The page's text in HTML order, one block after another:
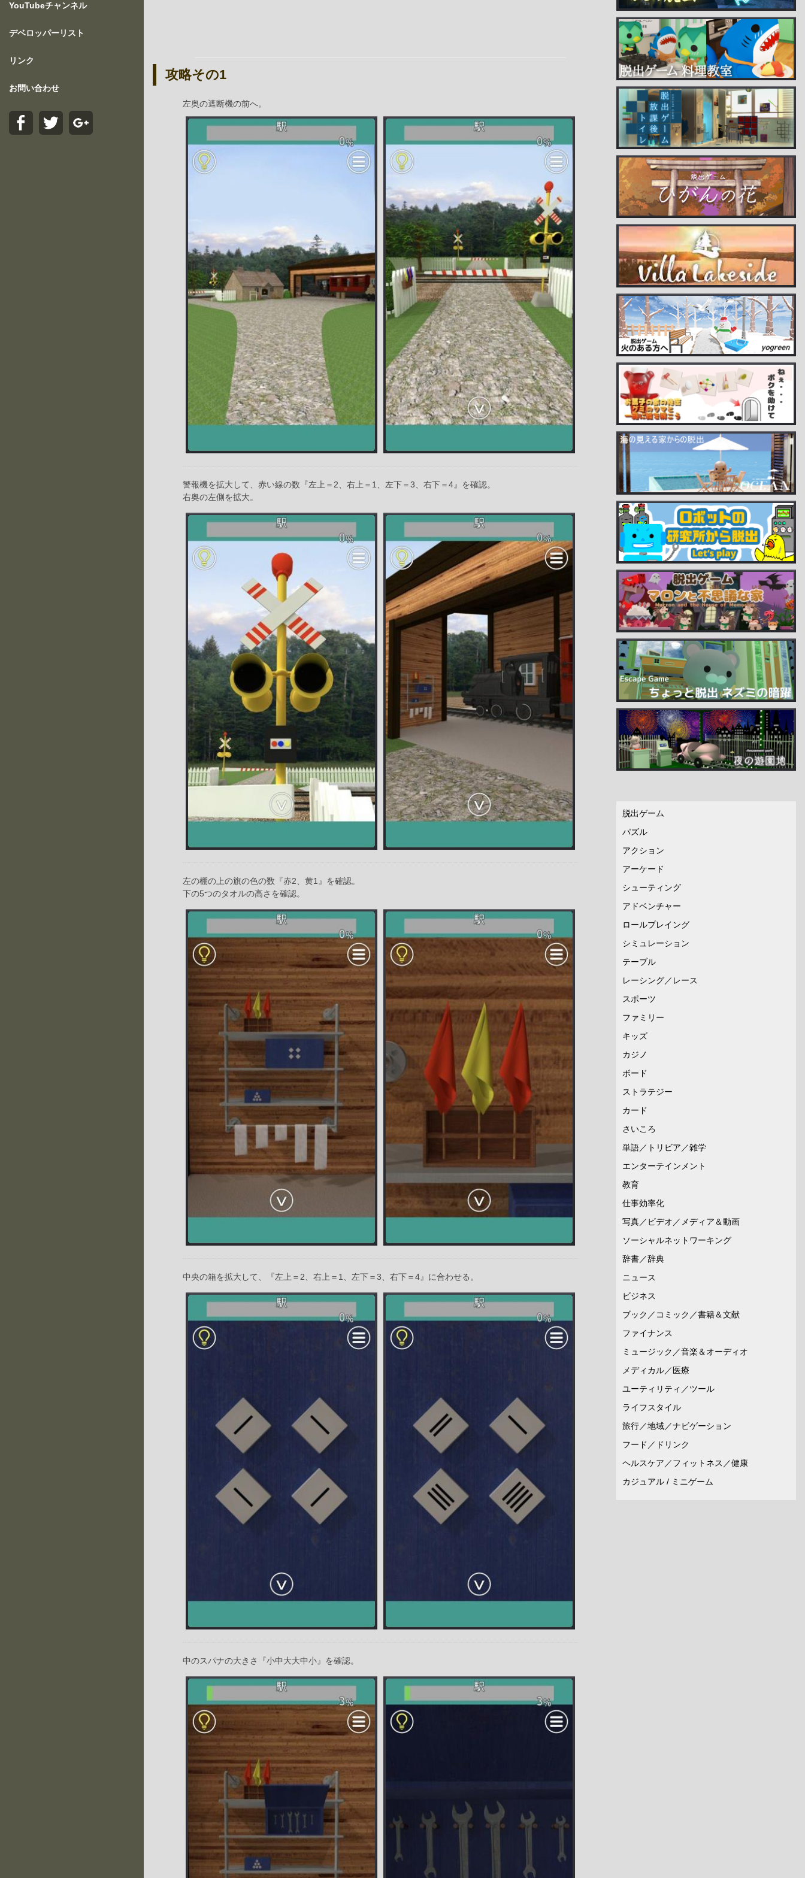
YouTubeチャンネル
デベロッパーリスト
リンク
お問い合わせ
攻略その1
左奥の遮断機の前へ。
警報機を拡大して、赤い線の数『左上＝2、右上＝1、左下＝3、右下＝4』を確認。
右奥の左側を拡大。
左の棚の上の旗の色の数『赤2、黄1』を確認。
下の5つのタオルの高さを確認。
中央の箱を拡大して、『左上＝2、右上＝1、左下＝3、右下＝4』に合わせる。
中のスパナの大きさ『小中大大中小』を確認。
脱出ゲーム
パズル
アクション
アーケード
シューティング
アドベンチャー
ロールプレイング
シミュレーション
テーブル
レーシング／レース
スポーツ
ファミリー
キッズ
カジノ
ボード
ストラテジー
カード
さいころ
単語／トリビア／雑学
エンターテインメント
教育
仕事効率化
写真／ビデオ／メディア＆動画
ソーシャルネットワーキング
辞書／辞典
ニュース
ビジネス
ブック／コミック／書籍＆文献
ファイナンス
ミュージック／音楽＆オーディオ
メディカル／医療
ユーティリティ／ツール
ライフスタイル
旅行／地域／ナビゲーション
フード／ドリンク
ヘルスケア／フィットネス／健康
カジュアル / ミニゲーム